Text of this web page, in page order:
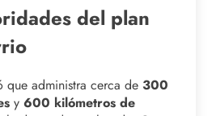
del plan
administra cerca de 300
y 600 kilómetros de